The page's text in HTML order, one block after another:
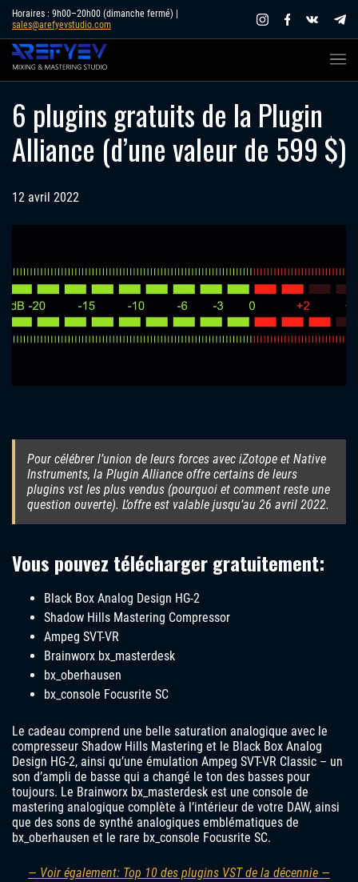
Skip
content
Horaires : 9h00–20h00 (dimanche fermé) |
sales@arefyevstudio.com
6 plugins gratuits de la Plugin
Alliance (d’une valeur de 599 $)
12 avril 2022
Pour célébrer l’union de leurs forces avec iZotope et Native
Instruments, la Plugin Alliance offre certains de leurs
plugins vst les plus vendus (pourquoi et comment reste une
question ouverte). L’offre est valable jusqu’au 26 avril 2022.
Vous pouvez télécharger gratuitement:
Black Box Analog Design HG-2
Shadow Hills Mastering Compressor
Ampeg SVT-VR
Brainworx bx_masterdesk
bx_oberhausen
bx_console Focusrite SC
Le cadeau comprend une belle saturation analogique avec le
compresseur Shadow Hills Mastering et le Black Box Analog
Design HG-2, ainsi qu’une émulation Ampeg SVT-VR Classic – un
son d’ampli de basse qui a changé le ton des basses pour
toujours. Le Brainworx bx_masterdesk est une console de
mastering analogique complète à l’intérieur de votre DAW, ainsi
que des sons de synthé analogiques emblématiques de
bx_oberhausen et le rare bx_console Focusrite SC.
— Voir également: Top 10 des plugins VST de la décennie —